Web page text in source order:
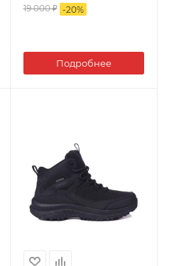
19 000 ₽ -20%
Подробнее